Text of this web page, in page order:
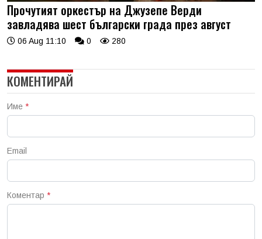
Прочутият оркестър на Джузепе Верди
завладява шест български града през август
06 Aug 11:10 0 280
КОМЕНТИРАЙ
Име *
Email
Коментар *